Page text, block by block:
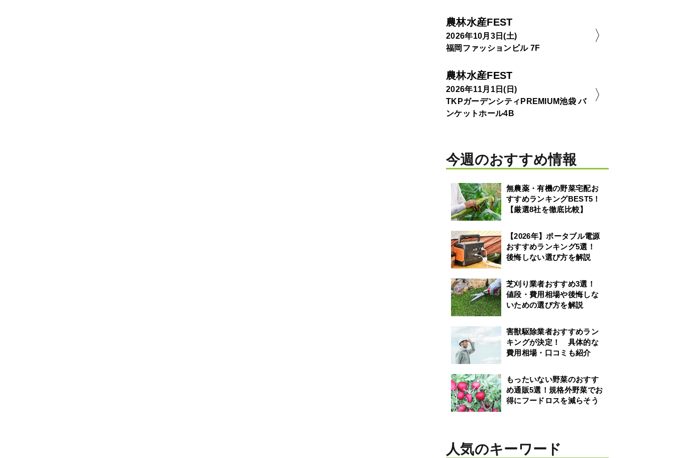
農林水産FEST
2026年10月3日(土)
福岡ファッションビル 7F
農林水産FEST
2026年11月1日(日)
TKPガーデンシティPREMIUM池袋 バ
ンケットホール4B
今週のおすすめ情報
無農薬・有機の野菜宅配お
すすめランキングBEST5！
【厳選8社を徹底比較】
【2026年】ポータブル電源
おすすめランキング5選！
後悔しない選び方を解説
芝刈り業者おすすめ3選！
値段・費用相場や後悔しな
いための選び方を解説
害獣駆除業者おすすめラン
キングが決定！ 具体的な
費用相場・口コミも紹介
もったいない野菜のおすす
め通販5選！規格外野菜でお
得にフードロスを減らそう
人気のキーワード